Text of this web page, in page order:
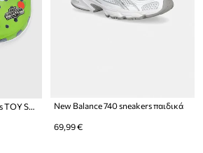
Παιδικές παντόφλες Crocs TOY STORY BUZZ CLASSIC CLOG New Balance 740 sneakers παιδικά
69,99 €